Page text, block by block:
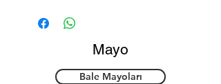
Mayo
Bale Mayoları